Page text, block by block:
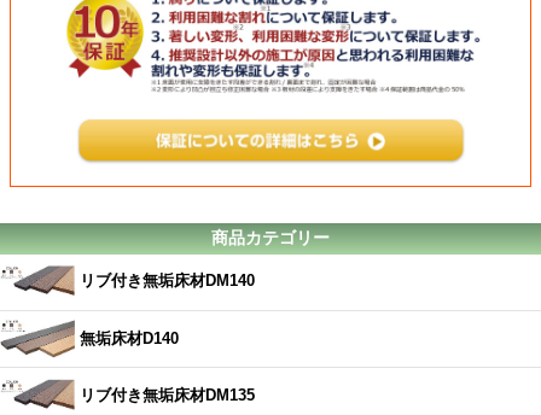
商品カテゴリー
リブ付き無垢床材DM140
無垢床材D140
リブ付き無垢床材DM135